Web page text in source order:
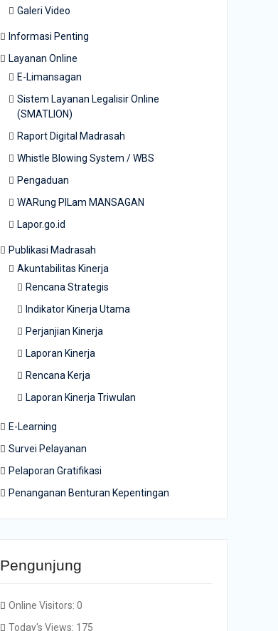
Galeri Video
Informasi Penting
Layanan Online
E-Limansagan
Sistem Layanan Legalisir Online
(SMATLION)
Raport Digital Madrasah
Whistle Blowing System / WBS
Pengaduan
WARung PILam MANSAGAN
Lapor.go.id
Publikasi Madrasah
Akuntabilitas Kinerja
Rencana Strategis
Indikator Kinerja Utama
Perjanjian Kinerja
Laporan Kinerja
Rencana Kerja
Laporan Kinerja Triwulan
E-Learning
Survei Pelayanan
Pelaporan Gratifikasi
Penanganan Benturan Kepentingan
Pengunjung
Online Visitors: 0
Today's Views: 175